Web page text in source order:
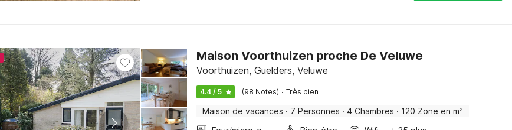
Maison Voorthuizen proche De Veluwe
Voorthuizen, Guelders, Veluwe
4.4 / 5 (98 Notes) · Très bien
Maison de vacances · 7 Personnes · 4 Chambres · 120 Zone en m²